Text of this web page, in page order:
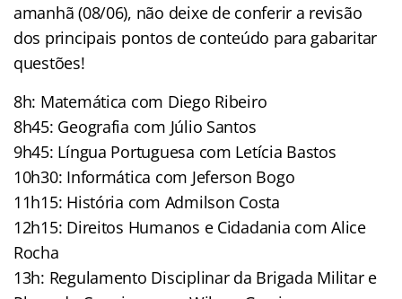
amanhã (08/06), não deixe de conferir a revisão
dos principais pontos de conteúdo para gabaritar
questões!
8h: Matemática com Diego Ribeiro
8h45: Geografia com Júlio Santos
9h45: Língua Portuguesa com Letícia Bastos
10h30: Informática com Jeferson Bogo
11h15: História com Admilson Costa
12h15: Direitos Humanos e Cidadania com Alice
Rocha
13h: Regulamento Disciplinar da Brigada Militar e